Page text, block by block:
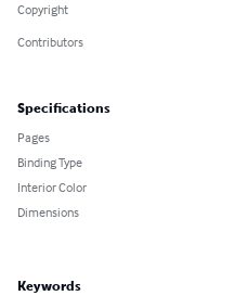
Copyright
Contributors
Specifications
Pages
Binding Type
Interior Color
Dimensions
Keywords